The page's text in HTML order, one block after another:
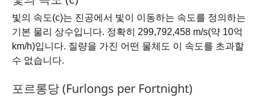
빛의 속도(c)는 진공에서 빛이 이동하는 속도를 정의하는
기본 물리 상수입니다. 정확히 299,792,458 m/s(약 10억
km/h)입니다. 질량을 가진 어떤 물체도 이 속도를 초과할
수 없습니다.
포르롱당 (Furlongs per Fortnight)